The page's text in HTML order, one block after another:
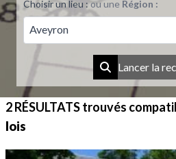
Choisir un lieu :ou une Région :
Aveyron
Lancer la
2 RÉSULTATStrouvés
lois